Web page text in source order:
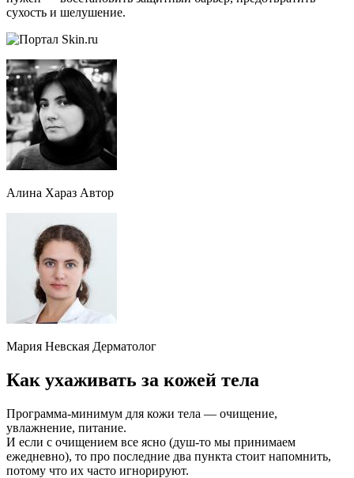
сухость и шелушение.
Алина Хараз Автор
Мария Невская Дерматолог
Как ухаживать за кожей тела
Программа-минимум для кожи тела — очищение,
увлажнение, питание.
И если с очищением все ясно (душ-то мы принимаем
ежедневно), то про последние два пункта стоит напомнить,
потому что их часто игнорируют.